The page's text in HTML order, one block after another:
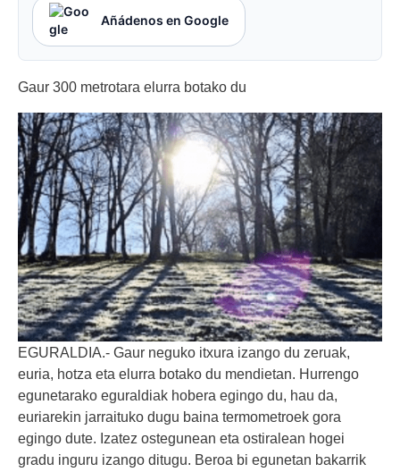
Añádenos en Google
Gaur 300 metrotara elurra botako du
EGURALDIA.- Gaur neguko itxura izango du zeruak,
euria, hotza eta elurra botako du mendietan. Hurrengo
egunetarako eguraldiak hobera egingo du, hau da,
euriarekin jarraituko dugu baina termometroek gora
egingo dute. Izatez ostegunean eta ostiralean hogei
gradu inguru izango ditugu. Beroa bi egunetan bakarrik